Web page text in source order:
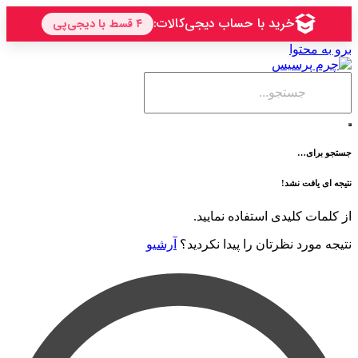
نشد!
کلیدی استفاده نمایید.
نظرتان را پیدا نکردید؟ آرشیو